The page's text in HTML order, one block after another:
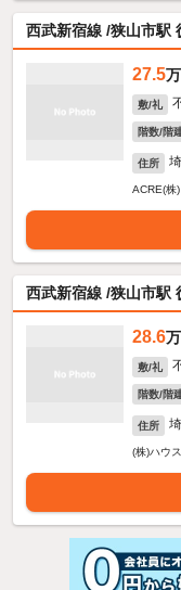
西武新宿線 /狭山市駅
27.5
敷/礼
階数/階
住所
ACRE(
西武新宿線 /狭山市駅
28.6
敷/礼
階数/階
住所
(株)ハウ